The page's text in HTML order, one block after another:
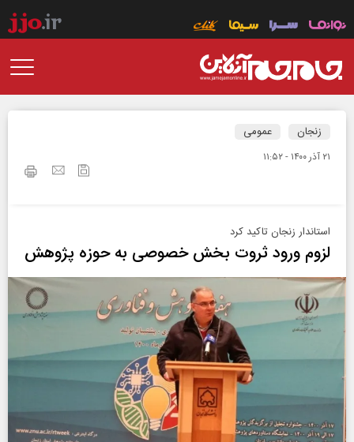
زنجان عمومی
۲۱ آذر ۱۴۰۰ - ۱۱:۵۲
استاندار زنجان تاکید کرد
لزوم ورود ثروت بخش خصوصی به حوزه پژوهش